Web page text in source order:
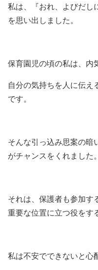
私は、『おれ、よびだし
を思い出しました。
保育園児の頃の私は、内
自分の気持ちを人に伝え
です。
そんな引っ込み思案の暗
がチャンスをくれました。
それは、保護者も参加す
重要な位置に立つ役をす
私は不安でできないと心